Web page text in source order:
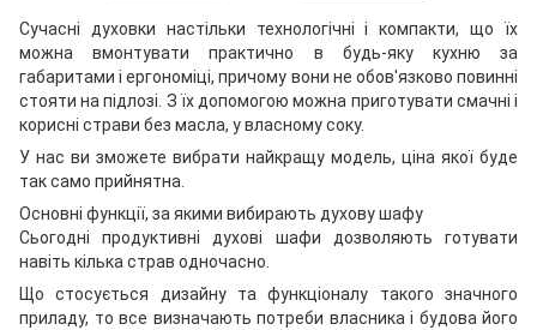
Сучасні духовки настільки технологічні і компакти, що їх
можна вмонтувати практично в будь-яку кухню за
габаритами і ергономіці, причому вони не обов'язково повинні
стояти на підлозі. З їх допомогою можна приготувати смачні і
корисні страви без масла, у власному соку.
У нас ви зможете вибрати найкращу модель, ціна якої буде
так само прийнятна.
Основні функції, за якими вибирають духову шафу
Сьогодні продуктивні духові шафи дозволяють готувати
навіть кілька страв одночасно.
Що стосується дизайну та функціоналу такого значного
приладу, то все визначають потреби власника і будова його